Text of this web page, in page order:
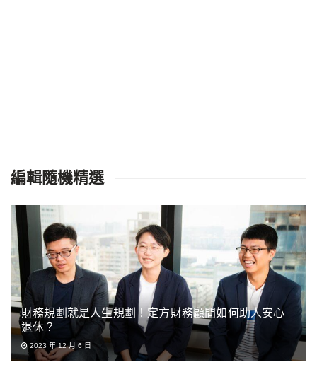
編輯隨機精選
財務規劃就是人生規劃！定方財務顧問如何助人安心
退休？
2023 年 12 月 6 日